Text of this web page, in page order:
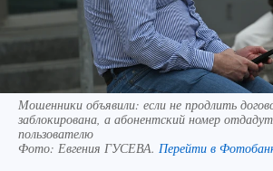
Мошенники объявили: если не продлить
заблокирована, а абонентский номер
пользователю
Фото: Евгения ГУСЕВА. Перейти в